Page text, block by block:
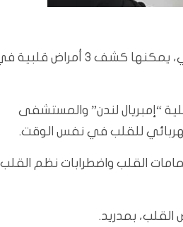
بغداد/المسلة: نجح باحثون في تطوير سماعة طبية تعتمد على الذكاء الاصطناعي، يمكنها كشف 3
“إمبريال لندن” والمستشفى
كهربائي للقلب في نفس الوقت.
القلب واضطرابات نظم
القلب، بمدريد.